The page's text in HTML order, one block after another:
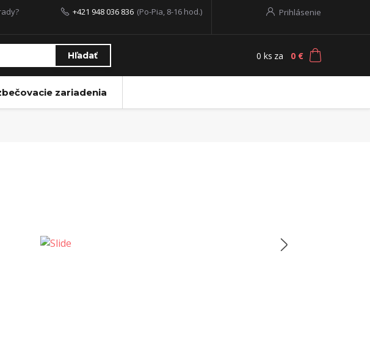
Prihlásenie
Hľadať
+421 948 036 836 (Po-Pia, 8-16 hod.)
0 ks za 0 €
zariadenia